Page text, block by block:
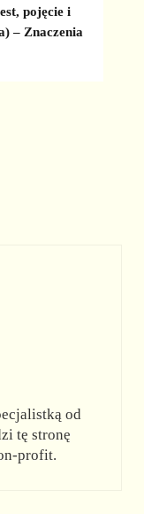
pojęcie i
– Znaczenia
od
tę stronę
profit.